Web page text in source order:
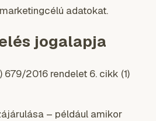
adatokat.
jogalapja
679/2016 rendelet 6. cikk (1)
– például amikor